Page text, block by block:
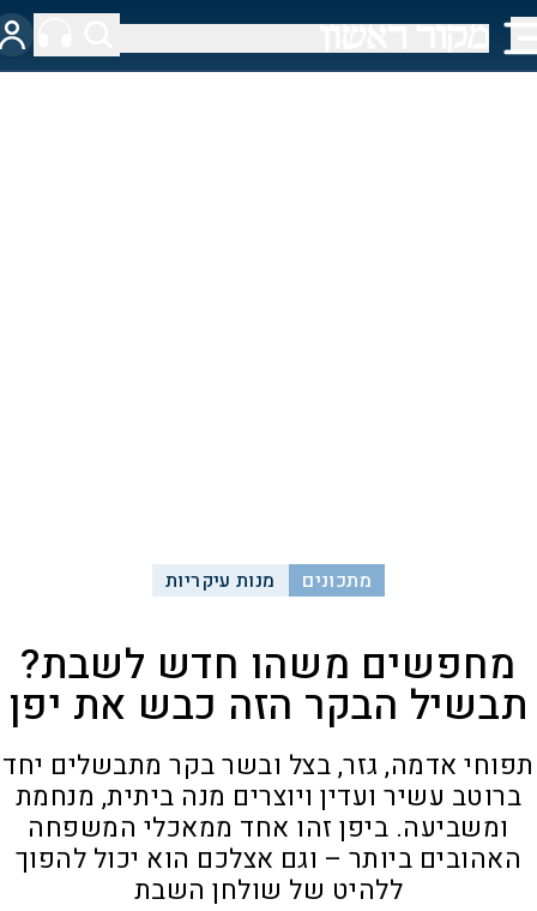
מתכונים מנות עיקריות
מחפשים משהו חדש לשבת?
תבשיל הבקר הזה כבש את יפן
תפוחי אדמה, גזר, בצל ובשר בקר מתבשלים יחד
ברוטב עשיר ועדין ויוצרים מנה ביתית, מנחמת
ומשביעה. ביפן זהו אחד ממאכלי המשפחה
האהובים ביותר – וגם אצלכם הוא יכול להפוך
ללהיט של שולחן השבת